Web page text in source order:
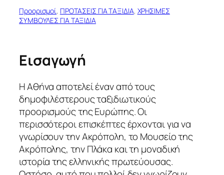
Προορισμοί, ΠΡΟΤΑΣΕΙΣ ΓΙΑ ΤΑΞΙΔΙΑ, ΧΡΗΣΙΜΕΣ
ΣΥΜΒΟΥΛΕΣ ΓΙΑ ΤΑΞΙΔΙΑ
Εισαγωγή
Η Αθήνα αποτελεί έναν από τους
δημοφιλέστερους ταξιδιωτικούς
προορισμούς της Ευρώπης. Οι
περισσότεροι επισκέπτες έρχονται για να
γνωρίσουν την Ακρόπολη, το Μουσείο της
Ακρόπολης, την Πλάκα και τη μοναδική
ιστορία της ελληνικής πρωτεύουσας.